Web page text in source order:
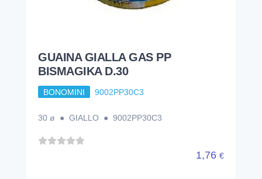
GUAINA GIALLA GAS PP
BISMAGIKA D.30
BONOMINI 9002PP30C3
30 ø ● GIALLO ● 9002PP30C3
1,76 €